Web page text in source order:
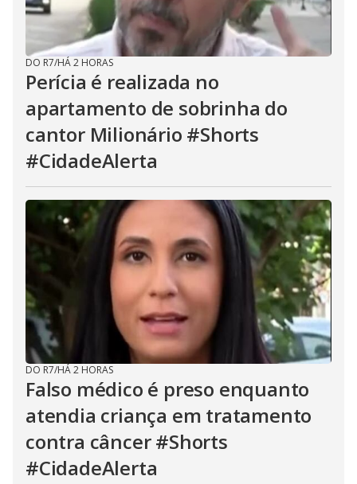
DO R7/HÁ 2 HORAS
Perícia é realizada no
apartamento de sobrinha do
cantor Milionário #Shorts
#CidadeAlerta
DO R7/HÁ 2 HORAS
Falso médico é preso enquanto
atendia criança em tratamento
contra câncer #Shorts
#CidadeAlerta